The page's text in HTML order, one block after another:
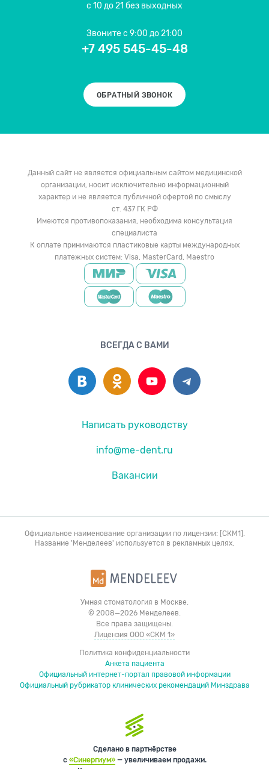
с 10 до 21 без выходных
Звонитес 9:00 до 21:00
+7 495 545-45-48
ОБРАТНЫЙ ЗВОНОК
Данный сайт не является официальным сайтом медицинской
организации, носит исключительно информационный
характер и не является публичной офертой по смыслу
ст. 437 ГК РФ
Имеются противопоказания, необходима консультация
специалиста
К оплате принимаются пластиковые карты международных
платежных систем: Visa, MasterCard, Maestro
ВСЕГДА С ВАМИ
Написать руководству
info@me-dent.ru
Вакансии
Официальное наименование организации по лицензии: [СКМ1].
Название 'Менделеев' используется в рекламных целях.
Умная стоматология в Москве.
© 2008—2026 Менделеев.
Все права защищены.
Лицензия ООО «СКМ 1»
Политика конфиденциальности
Анкета пациента
Официальный интернет-портал правовой информации
Официальный рубрикатор клинических рекомендаций Минздрава
Сделано в партнёрстве
с «Синергиум»— увеличиваем продажи.